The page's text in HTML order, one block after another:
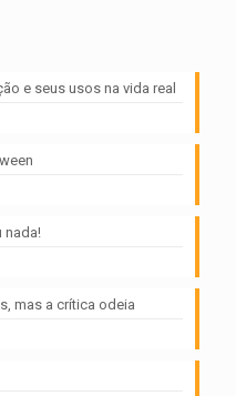
e seus usos na vida real
nada!
mas a crítica odeia